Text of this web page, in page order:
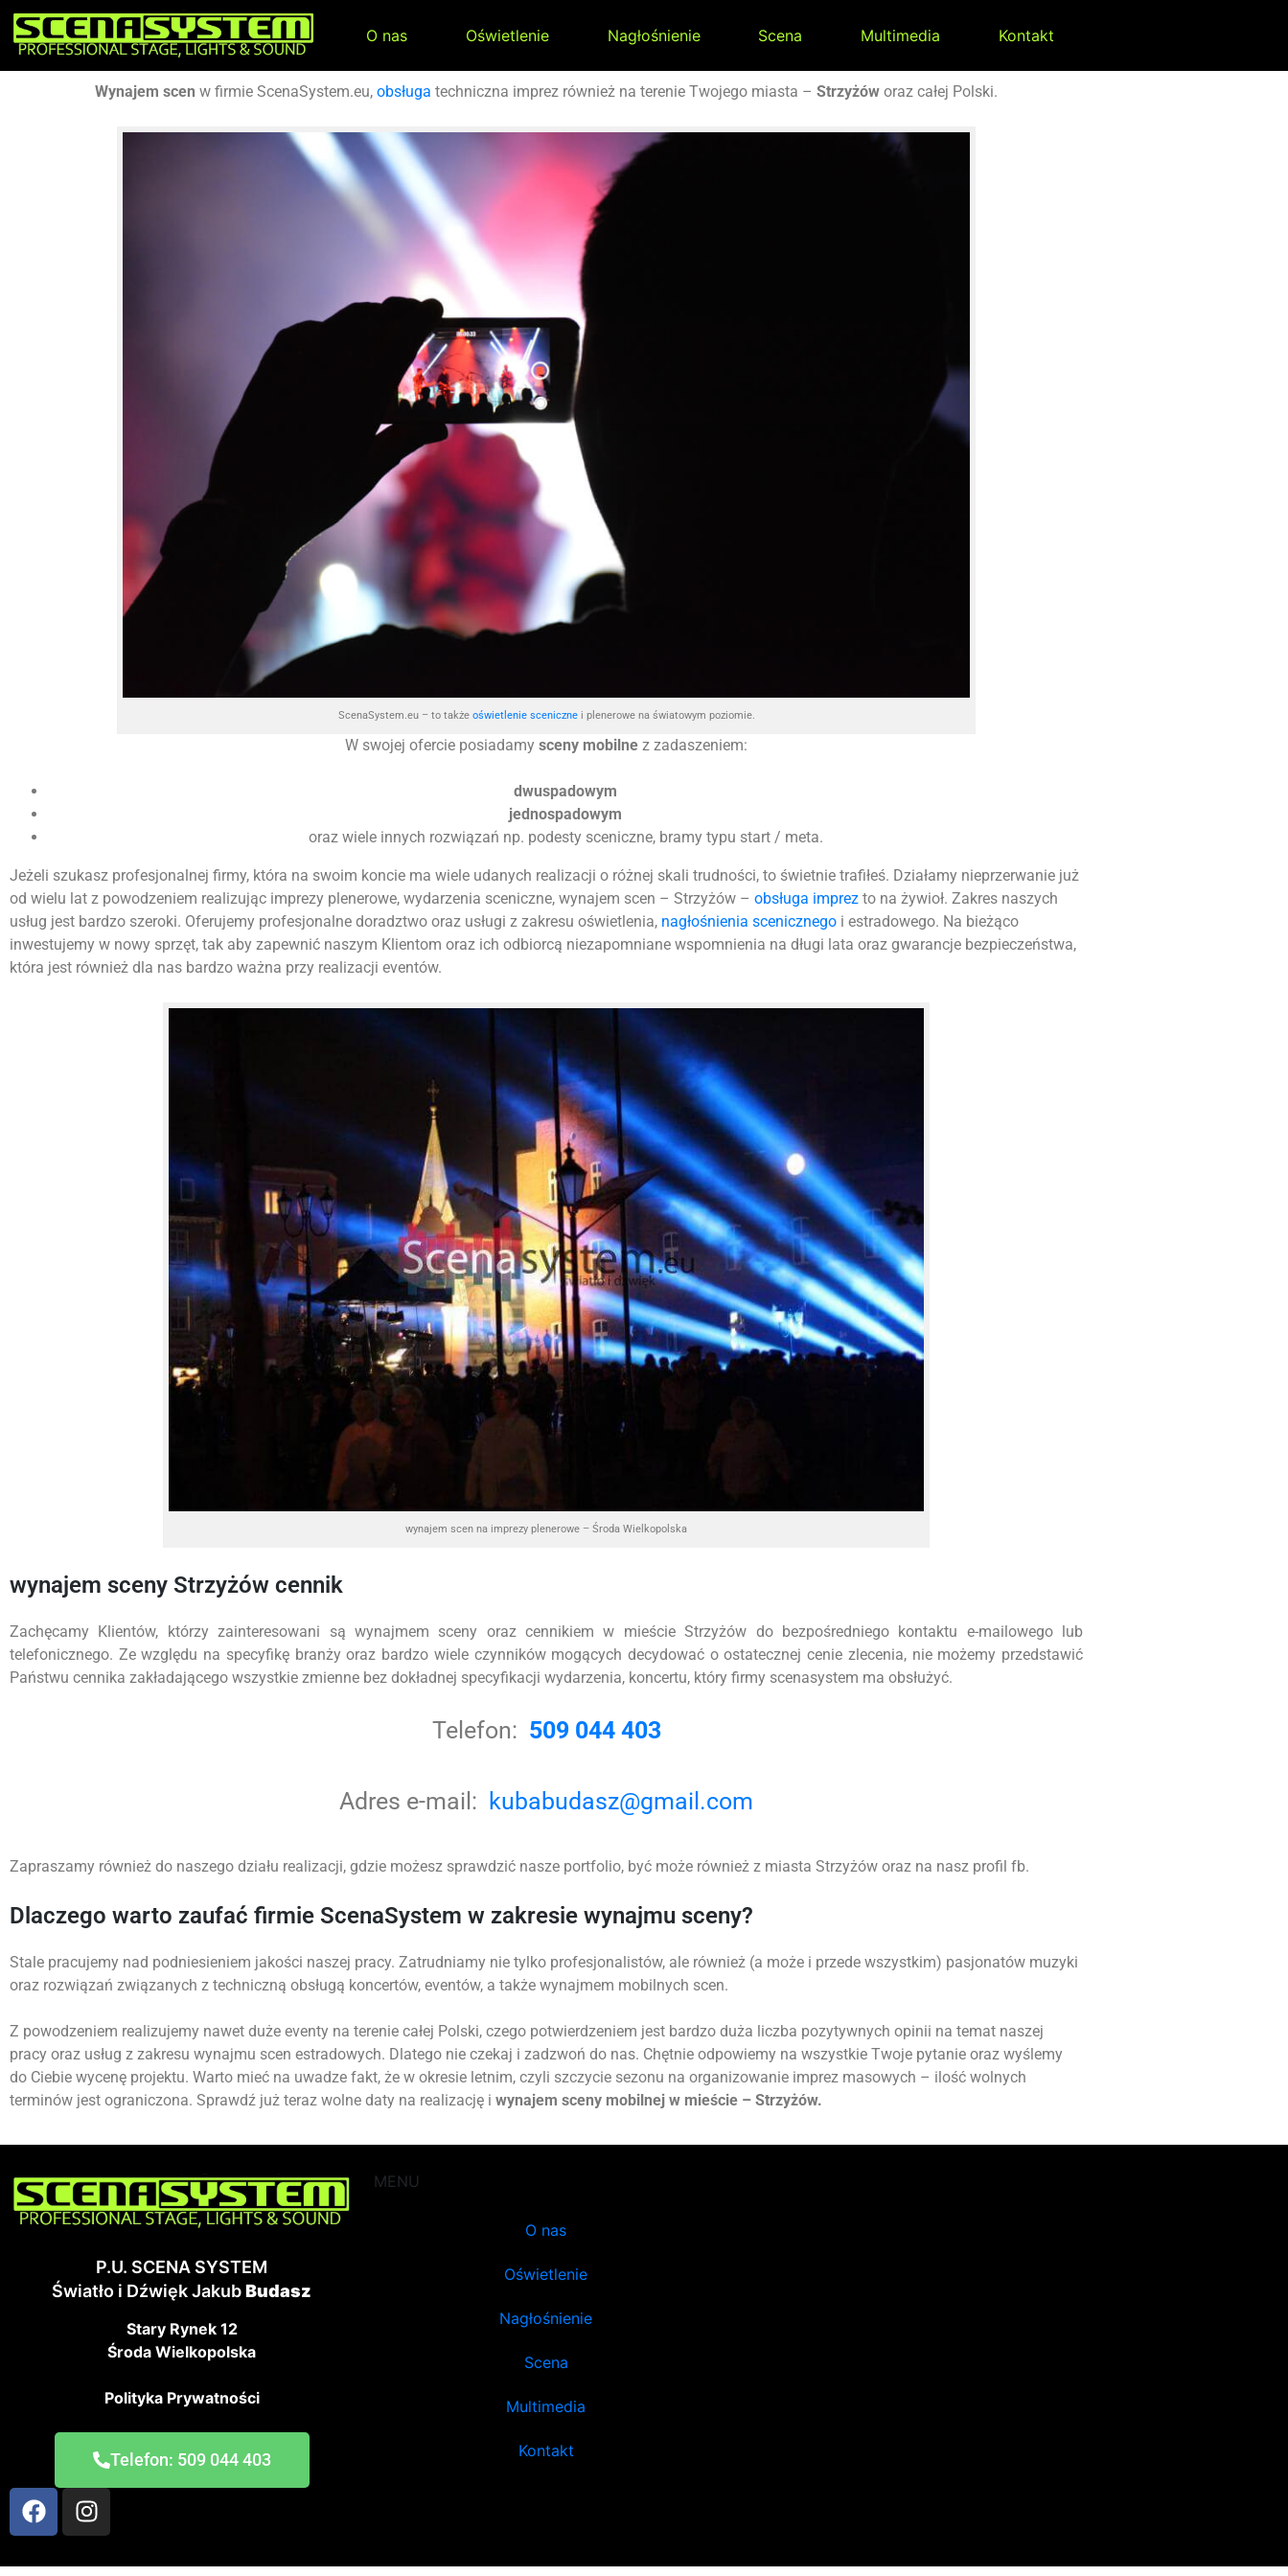
O nas Oświetlenie Nagłośnienie Scena Multimedia Kontakt
Wynajem scen w firmie ScenaSystem.eu, obsługa techniczna imprez również na terenie Twojego miasta – Strzyżów oraz całej Polski.
ScenaSystem.eu – to także oświetlenie scenicznei plenerowe na światowym poziomie.
W swojej ofercie posiadamy sceny mobilne z zadaszeniem:
dwuspadowym
jednospadowym
oraz wiele innych rozwiązań np. podesty sceniczne, bramy typu start / meta.
Jeżeli szukasz profesjonalnej firmy, która na swoim koncie ma wiele udanych realizacji o różnej skali trudności, to świetnie trafiłeś. Działamy nieprzerwanie już
od wielu lat z powodzeniem realizując imprezy plenerowe, wydarzenia sceniczne, wynajem scen – Strzyżów – obsługa imprez to na żywioł. Zakres naszych
usług jest bardzo szeroki. Oferujemy profesjonalne doradztwo oraz usługi z zakresu oświetlenia, nagłośnienia scenicznego i estradowego. Na bieżąco
inwestujemy w nowy sprzęt, tak aby zapewnić naszym Klientom oraz ich odbiorcą niezapomniane wspomnienia na długi lata oraz gwarancje bezpieczeństwa,
która jest również dla nas bardzo ważna przy realizacji eventów.
wynajem scen na imprezy plenerowe – Środa Wielkopolska
wynajem sceny Strzyżów cennik
Zachęcamy Klientów, którzy zainteresowani są wynajmem sceny oraz cennikiem w mieście Strzyżów do bezpośredniego kontaktu e-mailowego lub
telefonicznego. Ze względu na specyfikę branży oraz bardzo wiele czynników mogących decydować o ostatecznej cenie zlecenia, nie możemy przedstawić
Państwu cennika zakładającego wszystkie zmienne bez dokładnej specyfikacji wydarzenia, koncertu, który firmy scenasystem ma obsłużyć.
Telefon: 509 044 403
Adres e-mail: kubabudasz@gmail.com
Zapraszamy również do naszego działu realizacji, gdzie możesz sprawdzić nasze portfolio, być może również z miasta Strzyżów oraz na nasz profil fb.
Dlaczego warto zaufać firmie ScenaSystem w zakresie wynajmu sceny?
Stale pracujemy nad podniesieniem jakości naszej pracy. Zatrudniamy nie tylko profesjonalistów, ale również (a może i przede wszystkim) pasjonatów muzyki
oraz rozwiązań związanych z techniczną obsługą koncertów, eventów, a także wynajmem mobilnych scen.
Z powodzeniem realizujemy nawet duże eventy na terenie całej Polski, czego potwierdzeniem jest bardzo duża liczba pozytywnych opinii na temat naszej
pracy oraz usług z zakresu wynajmu scen estradowych. Dlatego nie czekaj i zadzwoń do nas. Chętnie odpowiemy na wszystkie Twoje pytanie oraz wyślemy
do Ciebie wycenę projektu. Warto mieć na uwadze fakt, że w okresie letnim, czyli szczycie sezonu na organizowanie imprez masowych – ilość wolnych
terminów jest ograniczona. Sprawdź już teraz wolne daty na realizację i wynajem sceny mobilnej w mieście – Strzyżów.
P.U. SCENA SYSTEM
Światło i Dźwięk JakubBudasz
Stary Rynek 12
Środa Wielkopolska
Polityka Prywatności
Telefon: 509 044 403
MENU
O nas
Oświetlenie
Nagłośnienie
Scena
Multimedia
Kontakt